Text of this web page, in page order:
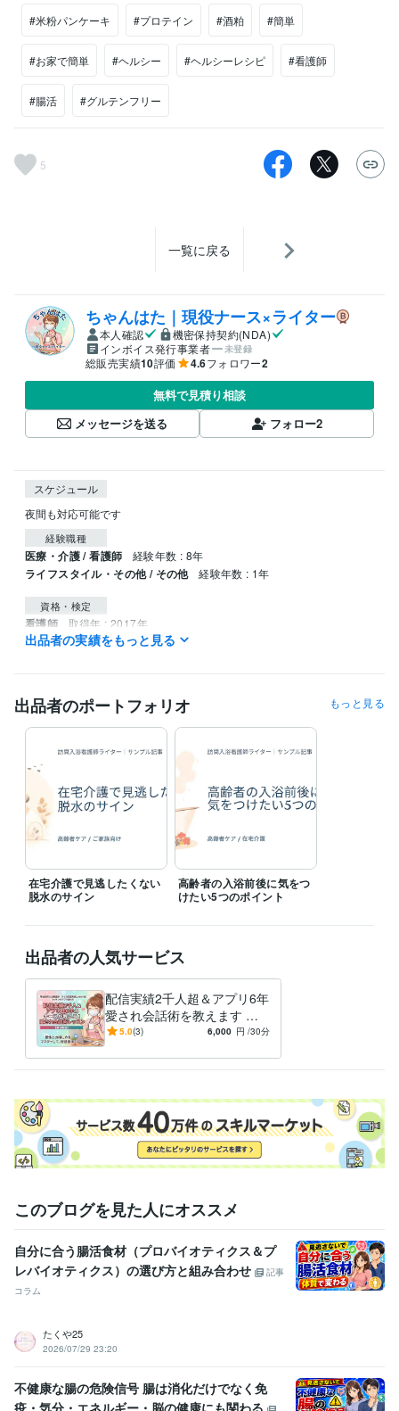
#米粉パンケーキ #プロテイン #酒粕 #簡単
#お家で簡単 #ヘルシー #ヘルシーレシピ #看護師
#腸活 #グルテンフリー
5
一覧に戻る
ちゃんはた｜現役ナース×ライター
本人確認
機密保持契約(NDA)
インボイス発行事業者
未登録
総販売実績10評価 4.6フォロワー2
無料で見積り相談
メッセージを送る
フォロー2
スケジュール
夜間も対応可能です
経験職種
医療・介護 / 看護師 経験年数 : 8年
ライフスタイル・その他 / その他 経験年数 : 1年
資格・検定
看護師 取得年 : 2017年
ライティング・翻訳 記事作成
ライティング・翻訳 ブログ記事作成
語学力
英語
出品者の実績をもっと見る
出品者のポートフォリオ もっと見る
在宅介護で見逃したくない
脱水のサイン
高齢者の入浴前後に気をつ
けたい5つのポイント
出品者の人気サービス
配信実績2千人超＆アプリ6年
愛され会話術を教えます 男
性心理を熟知したナースが伝
技術
5.0(3) 6,000 円 /30分
このブログを見た人にオススメ
自分に合う腸活食材（プロバイオティクス＆プ
レバイオティクス）の選び方と組み合わせ
記事
コラム
たくや25
2026/07/29 23:20
不健康な腸の危険信号 腸は消化だけでなく免